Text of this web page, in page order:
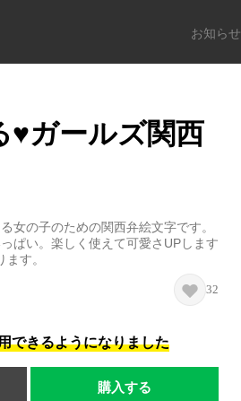
お知らせ
♥ガールズ関西
女の子のための関西弁絵文字です。
ぱい。楽しく使えて可愛さUPします
す。
32
できるようになりました
購入する